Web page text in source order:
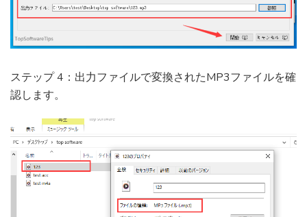
ステップ 4：出力ファイルで変換されたMP3ファイルを確
認します。